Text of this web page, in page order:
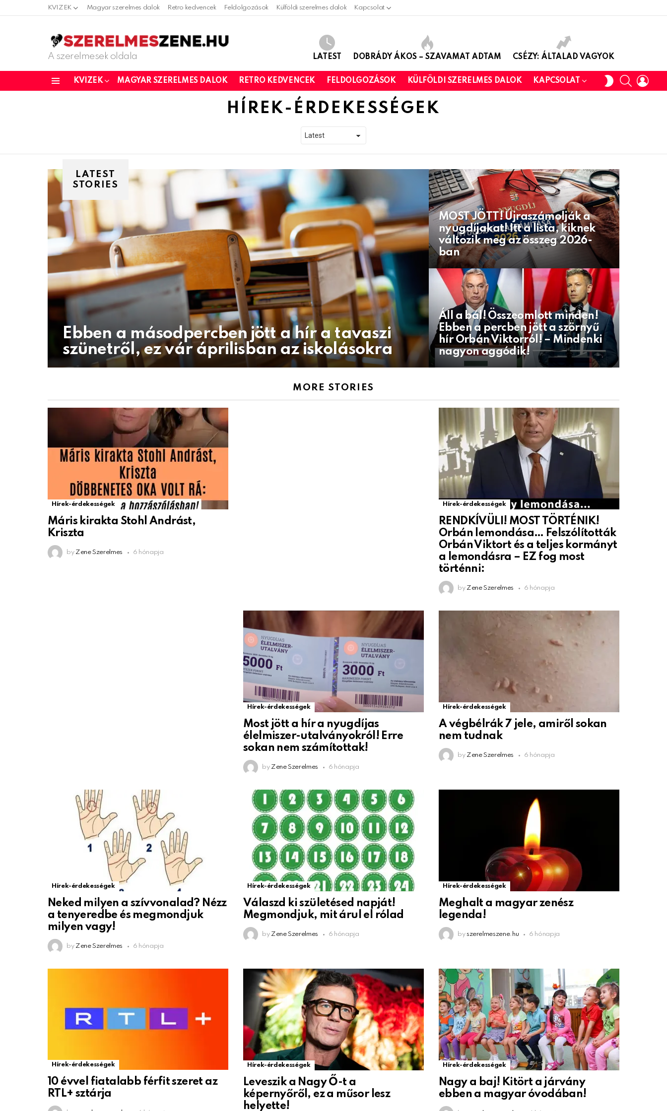
KVIZEK Magyar szerelmes dalok Retro kedvencek Feldolgozások Külföldi szerelmes dalok Kapcsolat
A szerelmesek oldala LATEST DOBRÁDY ÁKOS – SZAVAMAT ADTAM CSÉZY: ÁLTALAD VAGYOK
KVIZEK MAGYAR SZERELMES DALOK RETRO KEDVENCEK FELDOLGOZÁSOK KÜLFÖLDI SZERELMES DALOK KAPCSOLAT
SWITCH
SKIN
SEARCH
HÍREK-ÉRDEKESSÉGEK
LATEST
STORIES
Ebben a másodpercben jött a hír a tavaszi
szünetről, ez vár áprilisban az iskolásokra
MOST JÖTT! Újraszámolják a
nyugdíjakat! Itt a lista, kiknek
változik meg az összeg 2026-
ban
Áll a bál! Összeomlott minden!
Ebben a percben jött a szörnyű
hír Orbán Viktorról! – Mindenki
nagyon aggódik!
MORE STORIES
Hírek-érdekességek
Máris kirakta Stohl Andrást,
Kriszta
by Zene Szerelmes 6 hónapja
Hírek-érdekességek
RENDKÍVÜLI! MOST TÖRTÉNIK!
Orbán lemondása… Felszólították
Orbán Viktort és a teljes kormányt
a lemondásra – EZ fog most
történni:
by Zene Szerelmes 6 hónapja
Hírek-érdekességek
Most jött a hír a nyugdíjas
élelmiszer-utalványokról! Erre
sokan nem számítottak!
by Zene Szerelmes 6 hónapja
Hírek-érdekességek
A végbélrák 7 jele, amiről sokan
nem tudnak
by Zene Szerelmes 6 hónapja
Hírek-érdekességek
Neked milyen a szívvonalad? Nézz
a tenyeredbe és megmondjuk
milyen vagy!
by Zene Szerelmes 6 hónapja
Hírek-érdekességek
Válaszd ki születésed napját!
Megmondjuk, mit árul el rólad
by Zene Szerelmes 6 hónapja
Hírek-érdekességek
Meghalt a magyar zenész
legenda!
by szerelmeszene.hu 6 hónapja
Hírek-érdekességek
10 évvel fiatalabb férfit szeret az
RTL+ sztárja
Hírek-érdekességek
Leveszik a Nagy Ő-t a
képernyőről, ez a műsor lesz
helyette!
Hírek-érdekességek
Nagy a baj! Kitört a járvány
ebben a magyar óvodában!